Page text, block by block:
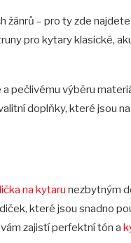
žánrů – pro ty zde
pro kytary klasické,
pečlivému výběru
doplňky, které jsou na
na kytaru nezbytným
které jsou snadno
zajistí perfektní tón a